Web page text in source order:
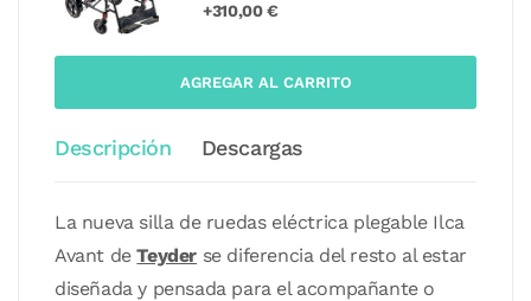
+310,00 €
AGREGAR AL CARRITO
Descripción Descargas
La nueva silla de ruedas eléctrica plegable Ilca
Avant deTeyder se diferencia del resto al estar
diseñada y pensada para el acompañante o